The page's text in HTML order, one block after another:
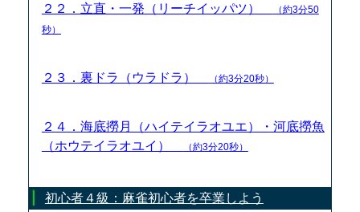
２２．立直・一発（リーチイッパツ）
（約3分50
秒）
２３．裏ドラ（ウラドラ） （約3分20秒）
２４．海底撈月（ハイテイラオユエ）・河底撈魚
（ホウテイラオユイ）
（約3分20秒）
初心者４級：麻雀初心者を卒業しよう